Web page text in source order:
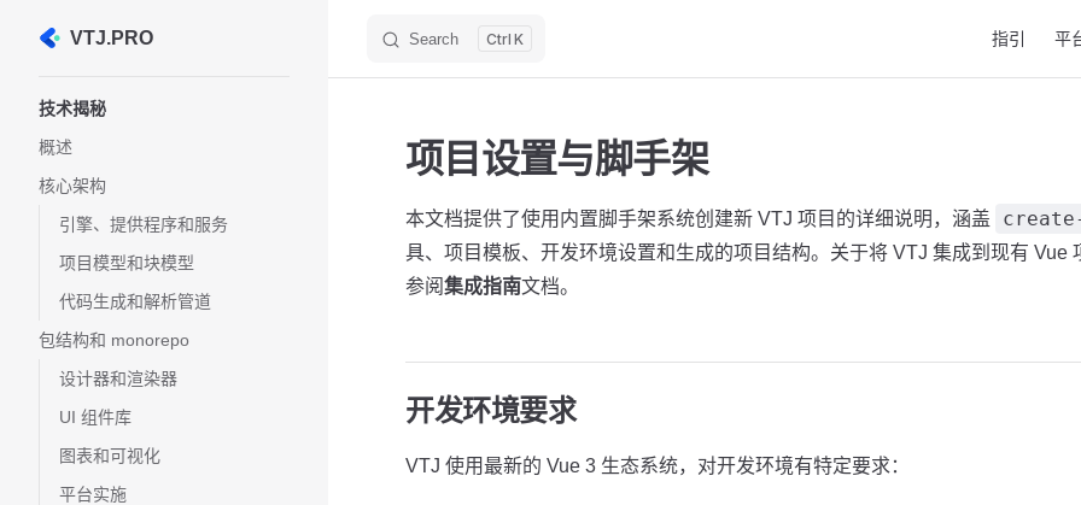
Skip to content
VTJ.PRO Search K 指引 平
技术揭秘
概述
核心架构
引擎、提供程序和服务
项目模型和块模型
代码生成和解析管道
包结构和 monorepo
设计器和渲染器
UI 组件库
图表和可视化
平台实施
项目设置与脚手架
本文档提供了使用内置脚手架系统创建新 VTJ 项目的详细说明，涵盖
具、项目模板、开发环境设置和生成的项目结构。关于将 VTJ 集成到现有 Vue
参阅集成指南文档。
开发环境要求
VTJ 使用最新的 Vue 3 生态系统，对开发环境有特定要求：